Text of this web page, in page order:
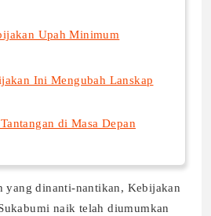
Upah Minimum
Ini Mengubah Lanskap
di Masa Depan
yang dinanti-nantikan, Kebijakan
naik telah diumumkan